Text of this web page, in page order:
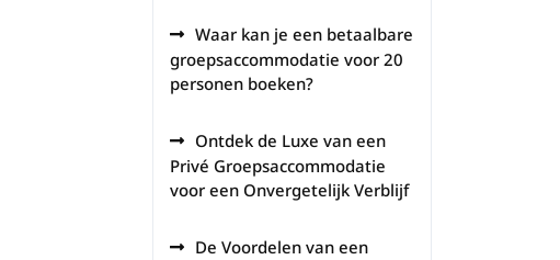
Waar kan je een betaalbare
groepsaccommodatie voor 20
personen boeken?
Ontdek de Luxe van een
Privé Groepsaccommodatie
voor een Onvergetelijk Verblijf
De Voordelen van een